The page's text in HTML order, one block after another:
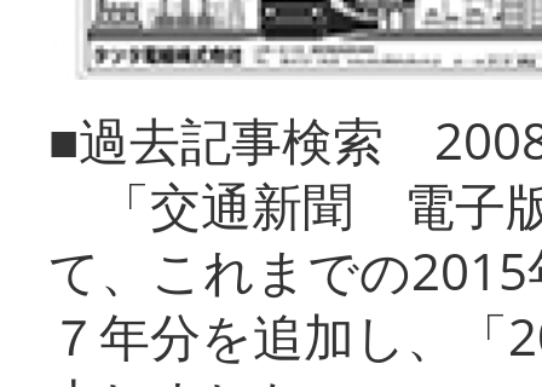
■過去記事検索
「交通新聞 電子
て、これまでの
７年分を追加し、「